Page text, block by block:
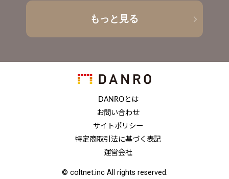
もっと見る
DANROとは
お問い合わせ
サイトポリシー
特定商取引法に基づく表記
運営会社
© coltnet.inc All rights reserved.